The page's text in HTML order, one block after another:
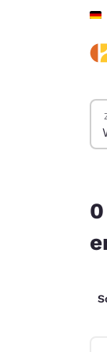
Weiter Zu